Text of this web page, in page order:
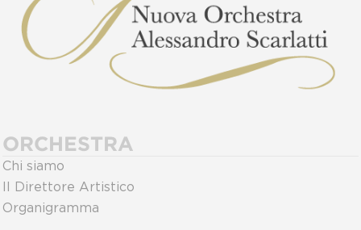
ORCHESTRA
Chi siamo
Il Direttore Artistico
Organigramma